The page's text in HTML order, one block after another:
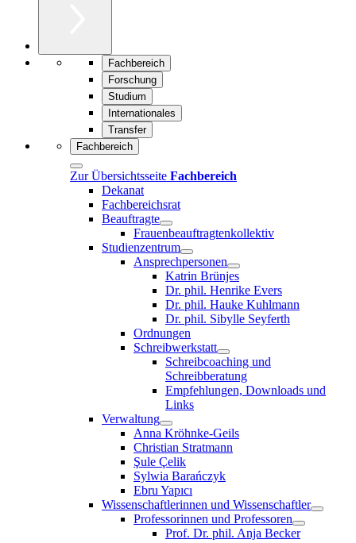
Fachbereich
Forschung
Studium
Internationales
Transfer
Fachbereich
Zur Übersichtsseite Fachbereich
Dekanat
Fachbereichsrat
Beauftragte
Frauenbeauftragtenkollektiv
Studienzentrum
Ansprechpersonen
Katrin Brünjes
Dr. phil. Henrike Evers
Dr. phil. Hauke Kuhlmann
Dr. phil. Sibylle Seyferth
Ordnungen
Schreibwerkstatt
Schreibcoaching und
Schreibberatung
Empfehlungen, Downloads und
Links
Verwaltung
Anna Kröhnke-Geils
Christian Stratmann
Şule Çelik
Sylwia Barańczyk
Ebru Yapıcı
Wissenschaftlerinnen und Wissenschaftler
Professorinnen und Professoren
Prof. Dr. phil. Anja Becker